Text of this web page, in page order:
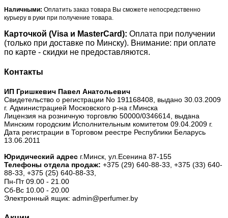
Наличными: Оплатить заказ товара Вы сможете непосредственно
курьеру в руки при получение товара.
Карточкой (Visa и MasterCard): Оплата при получении
(только при доставке по Минску). Внимание: при оплате
по карте - скидки не предоставляются.
Контакты
ИП Гришкевич Павел Анатольевич
Свидетельство о регистрации No 191168408, выдано 30.03.2009
г. Администрацией Московского р-на г.Минска
Лицензия на розничную торговлю 50000/0346614, выдана
Минским городским Исполнительным комитетом 09.04.2009 г.
Дата регистрации в Торговом реестре Республики Беларусь
13.06.2011
Юридический адрес г.Минск, ул.Есенина 87-155
Телефоны отдела продаж: +375 (29) 640-88-33, +375 (33) 640-
88-33, +375 (25) 640-88-33,
Пн-Пт 09.00 - 21.00
Сб-Вс 10.00 - 20.00
Электронный ящик: admin@perfumer.by